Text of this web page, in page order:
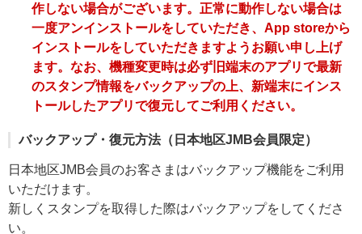
作しない場合がございます。正常に動作しない場合は
一度アンインストールをしていただき、App storeから
インストールをしていただきますようお願い申し上げ
ます。なお、機種変更時は必ず旧端末のアプリで最新
のスタンプ情報をバックアップの上、新端末にインス
トールしたアプリで復元してご利用ください。
バックアップ・復元方法（日本地区JMB会員限定）
日本地区JMB会員のお客さまはバックアップ機能をご利用
いただけます。
新しくスタンプを取得した際はバックアップをしてくださ
い。